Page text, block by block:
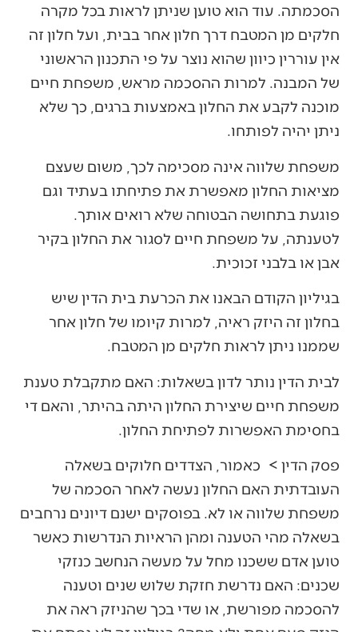
הסכמתה. עוד הוא טוען שניתן לראות בכל מקרה
חלקים מן המטבח דרך חלון אחר בבית, ועל חלון זה
אין עוררין כיוון שהוא נוצר על פי התכנון הראשוני
של המבנה. למרות ההסכמה מראש, משפחת חיים
מוכנה לקבע את החלון באמצעות ברגים, כך שלא
ניתן יהיה לפותחו.
משפחת שלווה אינה מסכימה לכך, משום שעצם
מציאות החלון מאפשרת את פתיחתו בעתיד וגם
פוגעת בתחושה הבטוחה שלא רואים אותך.
לטענתה, על משפחת חיים לסגור את החלון בקיר
אבן או בלבני זכוכית.
בגיליון הקודם הבאנו את הכרעת בית הדין שיש
בחלון זה היזק ראיה, למרות קיומו של חלון אחר
שממנו ניתן לראות חלקים מן המטבח.
לבית הדין נותר לדון בשאלות: האם מתקבלת טענת
משפחת חיים שיצירת החלון היתה בהיתר, והאם די
בחסימת האפשרות לפתיחת החלון.
פסק הדין > כאמור, הצדדים חלוקים בשאלה
העובדתית האם החלון נעשה לאחר הסכמה של
משפחת שלווה או לא. בפוסקים ישנם דיונים נרחבים
בשאלה מהי הטענה ומהן הראיות הנדרשות כאשר
טוען אדם ששכנו מחל על מעשה הנחשב כנזקי
שכנים: האם נדרשת חזקת שלוש שנים וטענה
להסכמה מפורשת, או שדי בכך שהניזק ראה את